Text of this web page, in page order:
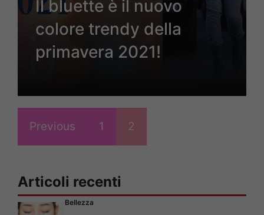
Il bluette è il nuovo
colore trendy della
primavera 2021!
Previous 1 2
Articoli recenti
Bellezza